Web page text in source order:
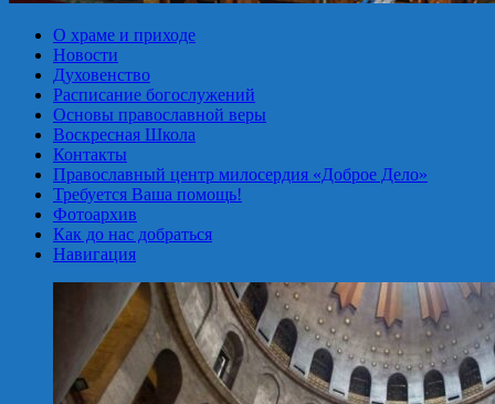
О храме и приходе
Новости
Духовенство
Расписание богослужений
Основы православной веры
Воскресная Школа
Контакты
Православный центр милосердия «Доброе Дело»
Требуется Ваша помощь!
Фотоархив
Как до нас добраться
Навигация